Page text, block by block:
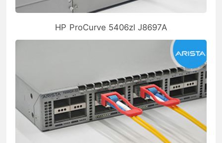
HP ProCurve 5406zl J8697A